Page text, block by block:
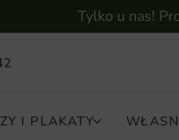
Tylko u nas!
I PLAKATY